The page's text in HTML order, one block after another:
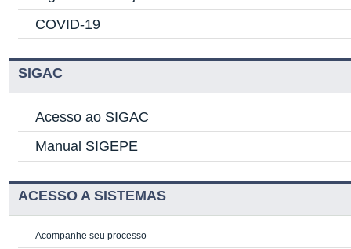
COVID-19
SIGAC
Acesso ao SIGAC
Manual SIGEPE
ACESSO A SISTEMAS
Acompanhe seu processo